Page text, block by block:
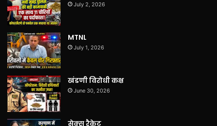
July 2, 2026
MTNL
July 1, 2026
खंडणी विरोधी कक्ष
June 30, 2026
सेक्स रैकेट